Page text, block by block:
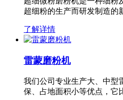
超细粉的生产而研发制造
了解详情
雷蒙磨粉机
我们公司专业生产大、中型
保、占地面积小等优点，它